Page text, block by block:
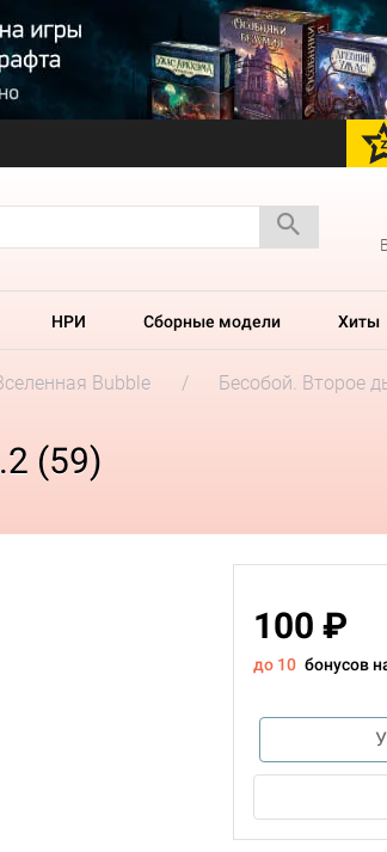
НРИ Сборные модели Хиты
Bubble
Бесобой. Второе
(59)
100 ₽
до 10 бонусов